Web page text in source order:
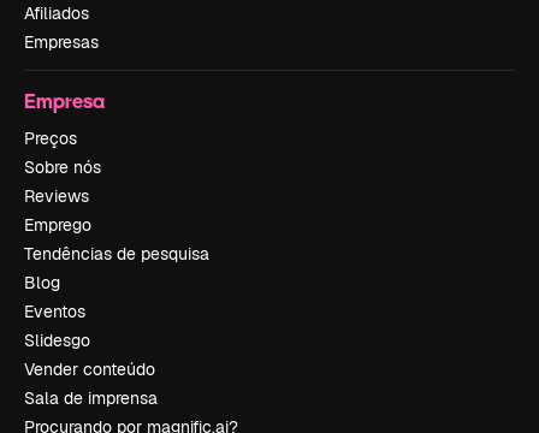
Afiliados
Empresas
Empresa
Preços
Sobre nós
Reviews
Emprego
Tendências de pesquisa
Blog
Eventos
Slidesgo
Vender conteúdo
Sala de imprensa
Procurando por magnific.ai?